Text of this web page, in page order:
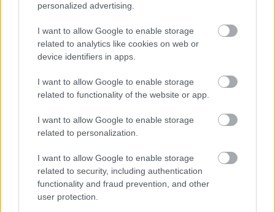
personalized advertising.
I want to allow Google to enable storage
related to analytics like cookies on web or
device identifiers in apps.
I want to allow Google to enable storage
related to functionality of the website or app.
I want to allow Google to enable storage
related to personalization.
I want to allow Google to enable storage
related to security, including authentication
functionality and fraud prevention, and other
user protection.
Frozen yogurt ή παγωτό; Ποιο είναι τελικά πιο υγιεινό